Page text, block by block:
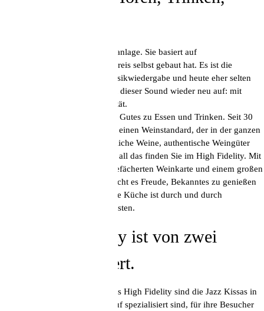
Herzstück der Bar ist die Musikanlage. Sie basiert auf
Röhrenverstärkern, die Bernd Kreis selbst gebaut hat. Es ist die
ursprünglichste Technik der Musikwiedergabe und heute eher selten
geworden. Im High Fidelity lebt dieser Sound wieder neu auf: mit
Vinyl, Jazz und bester Tonqualität.
Dazu braucht es natürlich etwas Gutes zu Essen und Trinken. Seit 30
Jahren steht der Name Kreis für einen Weinstandard, der in der ganzen
Branche bekannt ist. Handwerkliche Weine, authentische Weingüter
und Raritäten in Jahrgangstiefe, all das finden Sie im High Fidelity. Mit
der sehr umfangreichen, breit gefächerten Weinkarte und einem großen
Angebot an offenen Weinen macht es Freude, Bekanntes zu genießen
und Neues zu entdecken. Unsere Küche ist durch und durch
peruanisch. Und zwar vom Feinsten.
Das High Fidelity ist von zwei
Kulturen inspiriert.
Das musikalische Vorbild für das High Fidelity sind die Jazz Kissas in
Japan. Das sind Cafés, die darauf spezialisiert sind, für ihre Besucher